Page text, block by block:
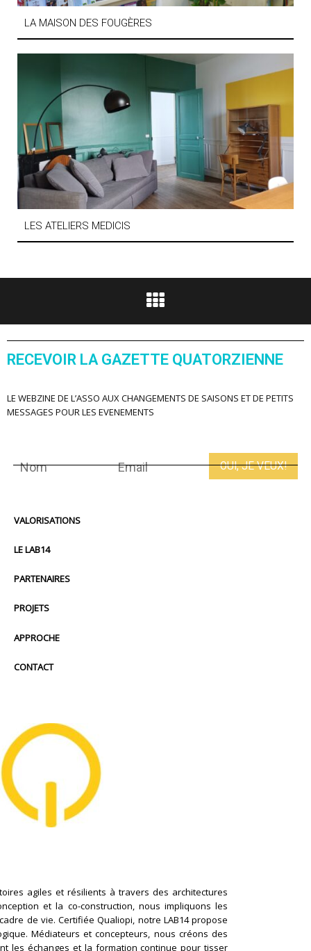
LA MAISON DES FOUGÈRES
LES ATELIERS MEDICIS
RECEVOIR LA GAZETTE QUATORZIENNE
LE WEBZINE DE L’ASSO AUX CHANGEMENTS DE SAISONS ET DE PETITS
MESSAGES POUR LES EVENEMENTS
VALORISATIONS
LE LAB14
PARTENAIRES
PROJETS
APPROCHE
CONTACT
agiles et résilients à travers des architectures
et la co-construction, nous impliquons les
de vie. Certifiée Qualiopi, notre LAB14 propose
Médiateurs et concepteurs, nous créons des
les échanges et la formation continue pour tisser